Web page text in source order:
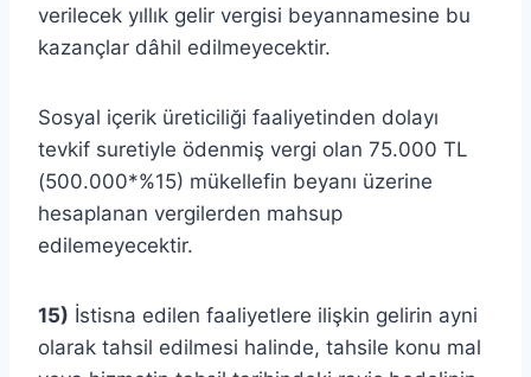
verilecek yıllık gelir vergisi beyannamesine bu
kazançlar dâhil edilmeyecektir.
Sosyal içerik üreticiliği faaliyetinden dolayı
tevkif suretiyle ödenmiş vergi olan 75.000 TL
(500.000*%15) mükellefin beyanı üzerine
hesaplanan vergilerden mahsup
edilemeyecektir.
15) İstisna edilen faaliyetlere ilişkin gelirin ayni
olarak tahsil edilmesi halinde, tahsile konu mal